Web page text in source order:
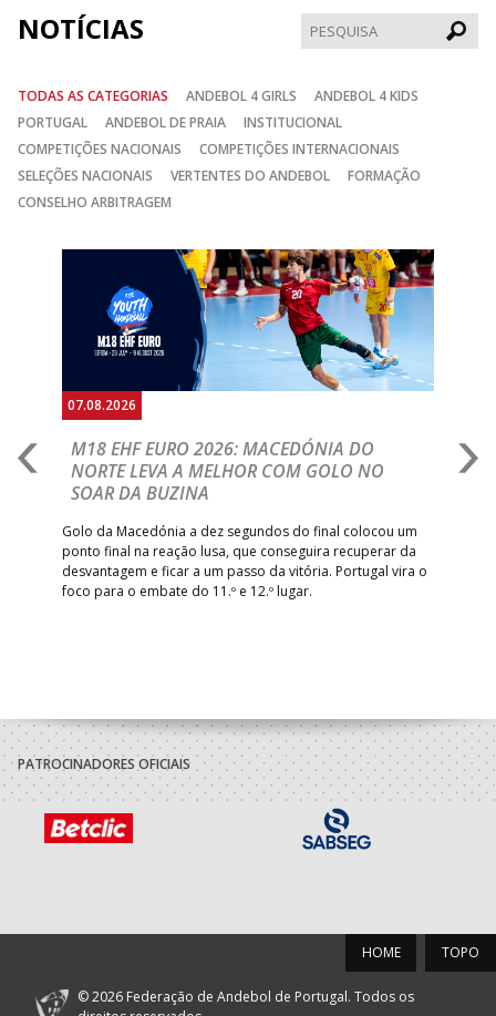
NOTÍCIAS
TODAS AS CATEGORIAS ANDEBOL 4 GIRLS
ANDEBOL 4 KIDS
PORTUGAL
ANDEBOL DE PRAIA
INSTITUCIONAL
COMPETIÇÕES NACIONAIS
COMPETIÇÕES INTERNACIONAIS
SELEÇÕES NACIONAIS
VERTENTES DO ANDEBOL
FORMAÇÃO
CONSELHO ARBITRAGEM
07.08.2026
M18 EHF EURO 2026: MACEDÓNIA DO
NORTE LEVA A MELHOR COM GOLO NO
SOAR DA BUZINA
Golo da Macedónia a dez segundos do final colocou um
ponto final na reação lusa, que conseguira recuperar da
desvantagem e ficar a um passo da vitória. Portugal vira o
foco para o embate do 11.º e 12.º lugar.
PATROCINADORES OFICIAIS
TOPO
HOME
© 2026 Federação de Andebol de Portugal. Todos os